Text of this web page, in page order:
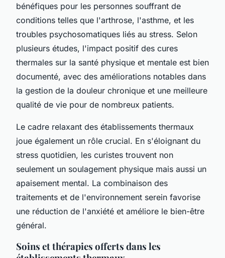
bénéfiques pour les personnes souffrant de
conditions telles que l'arthrose, l'asthme, et les
troubles psychosomatiques liés au stress. Selon
plusieurs études, l'impact positif des cures
thermales sur la santé physique et mentale est bien
documenté, avec des améliorations notables dans
la gestion de la douleur chronique et une meilleure
qualité de vie pour de nombreux patients.
Le cadre relaxant des établissements thermaux
joue également un rôle crucial. En s'éloignant du
stress quotidien, les curistes trouvent non
seulement un soulagement physique mais aussi un
apaisement mental. La combinaison des
traitements et de l'environnement serein favorise
une réduction de l'anxiété et améliore le bien-être
général.
Soins et thérapies offerts dans les